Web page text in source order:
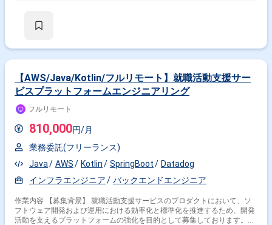
考をお持ちの方を求めております。個人よりもチーム成果を重視し、主体
って携わることができます。クラウドやコンテナ、モニタリングなど最新
の技術スタックを活用しながら、サービスの信頼性向上に直接貢献できる
環境です。 【開発環境】 サーバサイド：Kotlin/Java, SpringBoot, DGS
framework(GraphQL), Kotest, spock(groovy), LocalStack, Playwright など
フロントエンド：React, Apollo, TypeScript, Knockout, webpack,
Storybook, Jest など モバイルアプリ：SwiftUI, MagicPod など クラウドサ
ービス：AWS（fargate, rds, sqs, redshift など）、GCP（firebase,
bigquery など）、CI/CD：GitHub Actions、Docker, SendGrid, Datadog,
Sentry など デザイン：Figma など コミュニケーション他：GitHub
Enterprise Cloud, Notion, Slack, Google Meet, Zoom, Discord など
【AWS/Java/Kotlin/フルリモート】就職活動支援サー
ビスプラットフォームエンジニアリング
フルリモート
810,000円/月
業務委託(フリーランス)
Java
AWS Kotlin SpringBoot
Datadog
インフラエンジニア
バックエンドエンジニア
作業内容 【募集背景】 就職活動支援サービスのプロダクトにおいて、ソ
フトウェア開発および運用における効率化と標準化を推進するため、開発
活動を支えるプラットフォームの強化を目的として募集しております。